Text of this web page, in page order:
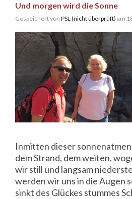
Und morgen wird die Sonne
Gespeichert von PSL (nicht überprüft) am
Inmitten dieser
dem Strand, dem weiten,
wir still und langsam
werden wir uns in die Augen
sinkt des Glückes stummes